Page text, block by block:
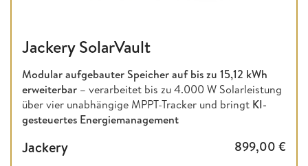
Jackery SolarVault
Modular aufgebauter Speicher auf bis zu 15,12 kWh
erweiterbar – verarbeitet bis zu 4.000 W Solarleistung
über vier unabhängige MPPT-Tracker und bringt KI-
gesteuertes Energiemanagement
Jackery 899,00 €